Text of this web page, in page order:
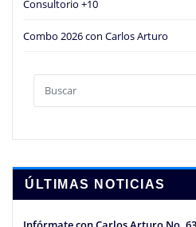
Consultorio +10
Combo 2026 con Carlos Arturo
ÚLTIMAS NOTICIAS